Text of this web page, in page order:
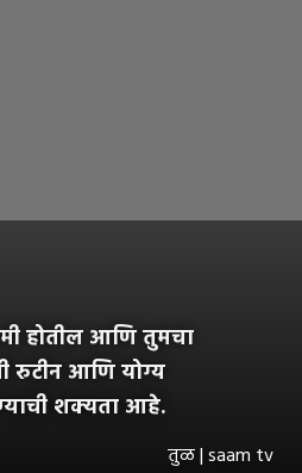
होतील आणि तुमचा
रुटीन आणि योग्य
शक्यता आहे.
तुळ | saam tv